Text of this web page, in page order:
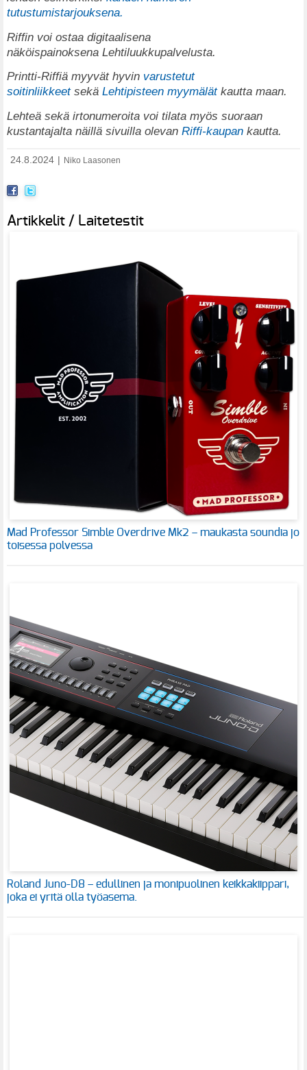
tutustumistarjouksena.
Riffin voi ostaa digitaalisena
näköispainoksena Lehtiluukkupalvelusta.
Printti-Riffiä myyvät hyvin varustetut
soitinliikkeet sekä Lehtipisteen myymälätkautta maan.
Lehteä sekä irtonumeroita voi tilata myös suoraan
kustantajalta näillä sivuilla olevan Riffi-kaupan kautta.
24.8.2024 Niko Laasonen
Artikkelit / Laitetestit
Mad Professor Simble Overdrive Mk2 – maukasta soundia jo
toisessa polvessa
Roland Juno-D8 – edullinen ja monipuolinen keikkakiippari,
joka ei yritä olla työasema.